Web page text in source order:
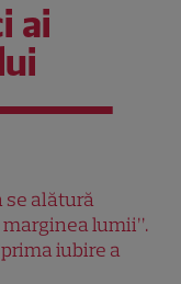
ai
se alătură
lumii”.
iubire a